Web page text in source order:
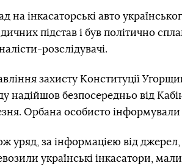
на інкасаторські авто
підстав і був політично
розслідувачі.
захисту Конституції
надійшов безпосередньо від
Орбана особисто інформували
уряд, за інформацією від
українські інкасатори,